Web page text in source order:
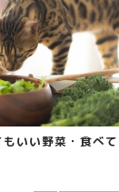
いい野菜・食べ